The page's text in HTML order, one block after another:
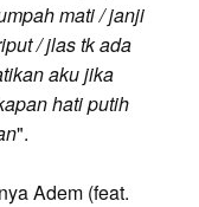
mati / janji
/ jlas tk ada
aku jika
hati putih
".
Adem (feat.